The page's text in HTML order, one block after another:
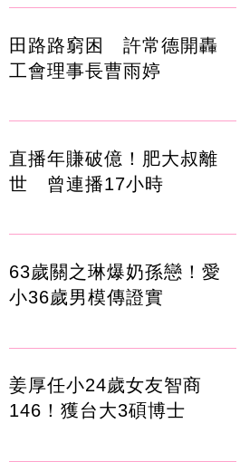
田路路窮困 許常德開轟
工會理事長曹雨婷
直播年賺破億！肥大叔離
世 曾連播17小時
63歲關之琳爆奶孫戀！愛
小36歲男模傳證實
姜厚任小24歲女友智商
146！獲台大3碩博士